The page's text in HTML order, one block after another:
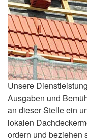
Unsere
Ausgaben und
an dieser Stelle ein
lokalen
ordern und beziehen